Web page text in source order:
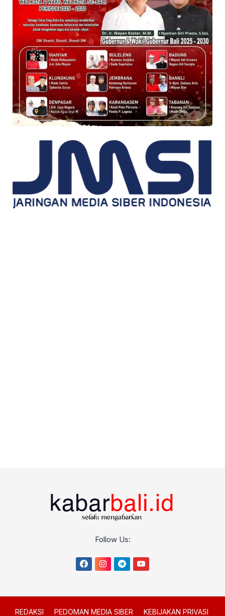
Follow Us:
REDAKSI PEDOMAN MEDIA SIBER KEBIJAKAN PRIVASI